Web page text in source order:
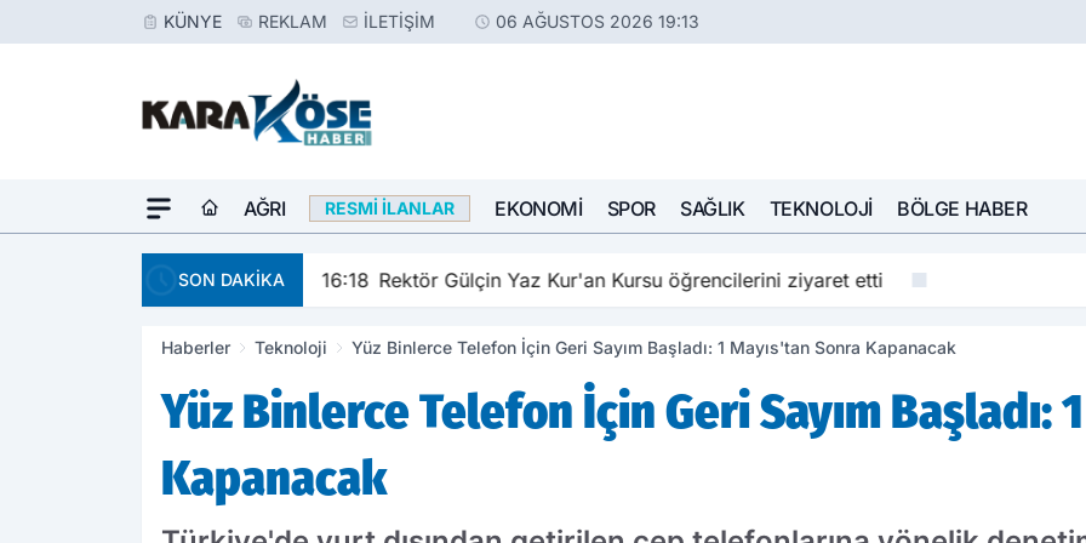
KÜNYE REKLAM İLETIŞIM 06 AĞUSTOS 2026 19:13
AĞRI RESMI İLANLAR EKONOMI SPOR SAĞLIK TEKNOLOJI BÖLGE HABER
SON DAKİKA
16:18 Rektör Gülçin Yaz Kur'an Kursu öğrencilerini ziyaret etti
Haberler Teknoloji Yüz Binlerce Telefon İçin Geri Sayım Başladı: 1 Mayıs'tan Sonra Kapanacak
Yüz Binlerce Telefon İçin Geri Sayım Başladı:
Kapanacak